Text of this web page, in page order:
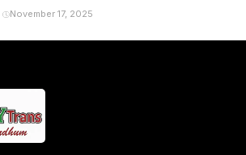
Siapa?
November 17, 2025